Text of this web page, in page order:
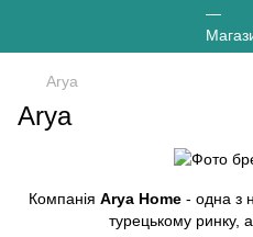
Arya
Arya
Компанія Arya Home - одна з
турецькому ринку,